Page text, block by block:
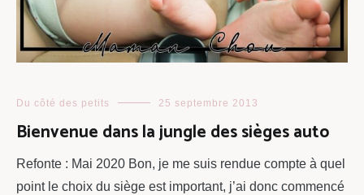
Du côté des petits 25 septembre 2013
Bienvenue dans la jungle des sièges auto
Refonte : Mai 2020 Bon, je me suis rendue compte à quel
point le choix du siège est important, j’ai donc commencé